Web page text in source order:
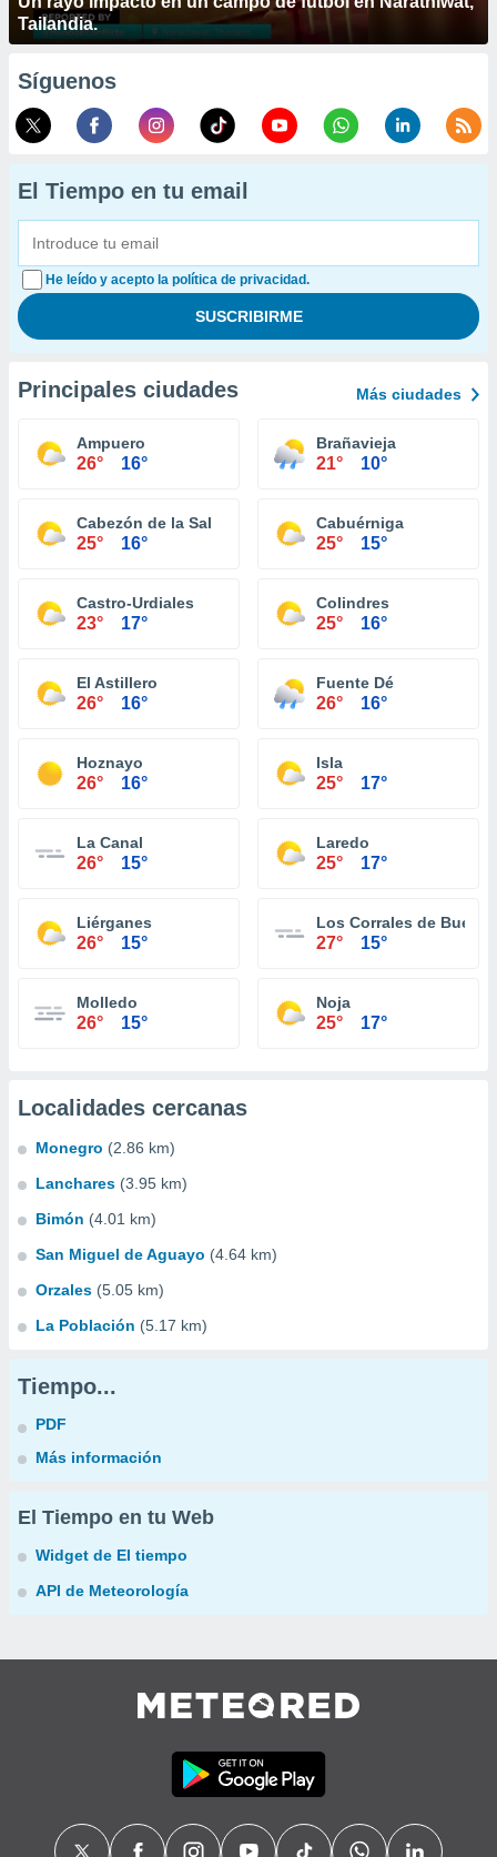
Tailandia.
Síguenos
El Tiempo en tu email
He leído y acepto la política de privacidad.
Principales ciudades Más ciudades
Ampuero
26° 16°
Brañavieja
21° 10°
Cabezón de la Sal
25° 16°
Cabuérniga
25° 15°
Castro-Urdiales
23° 17°
Colindres
25° 16°
El Astillero
26° 16°
Fuente Dé
26° 16°
Hoznayo
26° 16°
Isla
25° 17°
La Canal
26° 15°
Laredo
25° 17°
Liérganes
26° 15°
Los Corrales de Buelna
27° 15°
Molledo
26° 15°
Noja
25° 17°
Localidades cercanas
Monegro (2.86 km)
Lanchares (3.95 km)
Bimón (4.01 km)
San Miguel de Aguayo (4.64 km)
Orzales (5.05 km)
La Población (5.17 km)
Tiempo...
PDF
Más información
El Tiempo en tu Web
Widget de El tiempo
API de Meteorología